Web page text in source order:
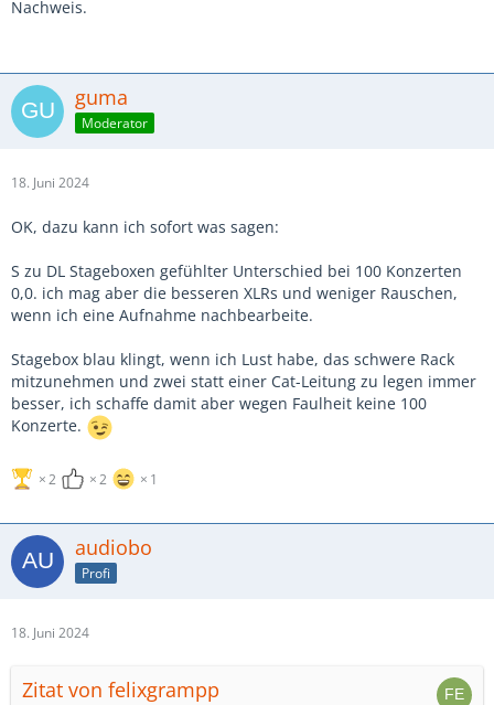
Nachweis.
guma
Moderator
18. Juni 2024
OK, dazu kann ich sofort was sagen:
S zu DL Stageboxen gefühlter Unterschied bei 100 Konzerten
0,0. ich mag aber die besseren XLRs und weniger Rauschen,
wenn ich eine Aufnahme nachbearbeite.
Stagebox blau klingt, wenn ich Lust habe, das schwere Rack
mitzunehmen und zwei statt einer Cat-Leitung zu legen immer
besser, ich schaffe damit aber wegen Faulheit keine 100
Konzerte.
2 2 1
audiobo
Profi
18. Juni 2024
Zitat von felixgrampp